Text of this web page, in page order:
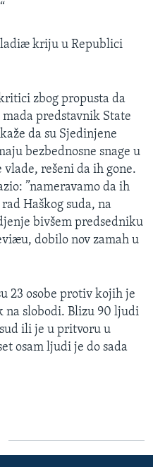
kriju u Republici
zbog propusta da
predstavnik State
da su Sjedinjene
bezbednosne snage u
rešeni da ih gone.
”nameravamo da ih
Haškog suda, na
bivšem predsedniku
dobilo nov zamah u
23 osobe protiv kojih je
na slobodi. Blizu 90 ljudi
ili je u pritvoru u
osam ljudi je do sada